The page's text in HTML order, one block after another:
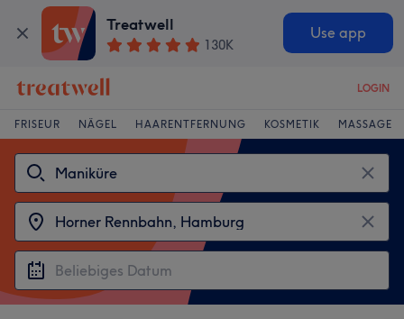
Treatwell
130K
Use app
LOGIN
FRISEUR NÄGEL HAARENTFERNUNG KOSMETIK MASSAGE